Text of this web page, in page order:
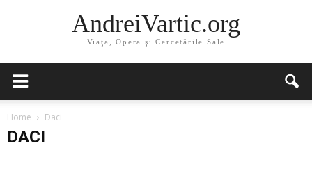
AndreiVartic.org
Viaţa, Opera şi Cercetările Sale
Home Daci
DACI